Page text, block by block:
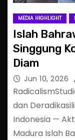
MEDIA HIGHLIGHT
Islah
Singgung
Diam
Jun 10, 2026
dan
Indonesia —
Madura Islah